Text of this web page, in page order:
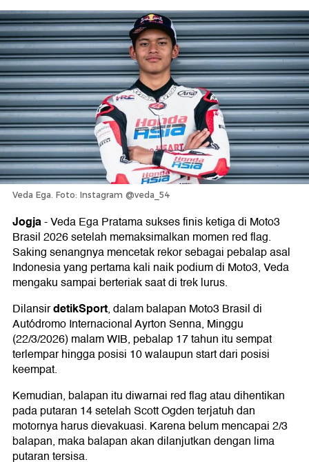
Veda Ega. Foto: Instagram @veda_54
Jogja-Veda Ega Pratama sukses finis ketiga di Moto3
Brasil 2026 setelah memaksimalkan momen red flag.
Saking senangnya mencetak rekor sebagai pebalap asal
Indonesia yang pertama kali naik podium di Moto3, Veda
mengaku sampai berteriak saat di trek lurus.
DilansirdetikSport, dalam balapan Moto3 Brasil di
Autódromo Internacional Ayrton Senna, Minggu
(22/3/2026) malam WIB, pebalap 17 tahun itu sempat
terlempar hingga posisi 10 walaupun start dari posisi
keempat.
Kemudian, balapan itu diwarnai red flag atau dihentikan
pada putaran 14 setelah Scott Ogden terjatuh dan
motornya harus dievakuasi. Karena belum mencapai 2/3
balapan, maka balapan akan dilanjutkan dengan lima
putaran tersisa.